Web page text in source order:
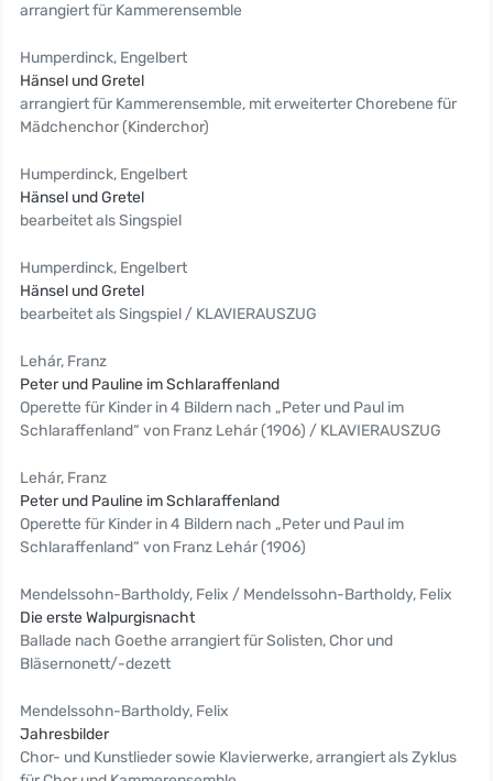
arrangiert für Kammerensemble
Humperdinck, Engelbert
Hänsel und Gretel
arrangiert für Kammerensemble, mit erweiterter Chorebene für
Mädchenchor (Kinderchor)
Humperdinck, Engelbert
Hänsel und Gretel
bearbeitet als Singspiel
Humperdinck, Engelbert
Hänsel und Gretel
bearbeitet als Singspiel / KLAVIERAUSZUG
Lehár, Franz
Peter und Pauline im Schlaraffenland
Operette für Kinder in 4 Bildern nach „Peter und Paul im
Schlaraffenland“ von Franz Lehár (1906) / KLAVIERAUSZUG
Lehár, Franz
Peter und Pauline im Schlaraffenland
Operette für Kinder in 4 Bildern nach „Peter und Paul im
Schlaraffenland“ von Franz Lehár (1906)
Mendelssohn-Bartholdy, Felix / Mendelssohn-Bartholdy, Felix
Die erste Walpurgisnacht
Ballade nach Goethe arrangiert für Solisten, Chor und
Bläsernonett/-dezett
Mendelssohn-Bartholdy, Felix
Jahresbilder
Chor- und Kunstlieder sowie Klavierwerke, arrangiert als Zyklus